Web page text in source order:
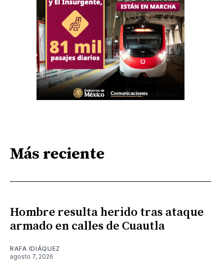
Más reciente
Hombre resulta herido tras ataque
armado en calles de Cuautla
RAFA IDIÁQUEZ
agosto 7, 2026